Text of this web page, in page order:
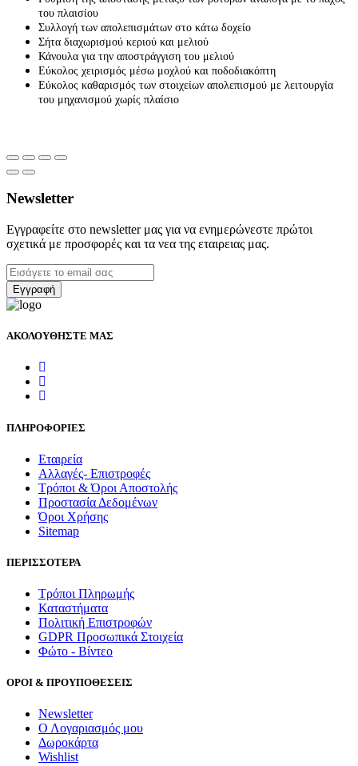
του πλαισίου
Συλλογή των απολεπισμάτων στο κάτω δοχείο
Σήτα διαχωρισμού κεριού και μελιού
Κάνουλα για την αποστράγγιση του μελιού
Εύκολος χειρισμός μέσω μοχλού και ποδοδιακόπτη
Εύκολος καθαρισμός των στοιχείων απολεπισμού με λειτουργία
του μηχανισμού χωρίς πλαίσιο
Newsletter
Εγγραφείτε στο newsletter μας για να ενημερώνεστε πρώτοι
σχετικά με προσφορές και τα νεα της εταιρειας μας.
Εγγραφή
ΑΚΟΛΟΥΘΗΣΤΕ ΜΑΣ
wish
wish
wish
ΠΛΗΡΟΦΟΡΙΕΣ
Εταιρεία
Αλλαγές- Επιστροφές
Τρόποι & Όροι Αποστολής
Προστασία Δεδομένων
Όροι Χρήσης
Sitemap
ΠΕΡΙΣΣΟΤΕΡΑ
Τρόποι Πληρωμής
Καταστήματα
Πολιτική Επιστροφών
GDPR Προσωπικά Στοιχεία
Φώτο - Βίντεο
ΟΡΟΙ & ΠΡΟΥΠΟΘΕΣΕΙΣ
Newsletter
Ο Λογαριασμός μου
Δωροκάρτα
Wishlist